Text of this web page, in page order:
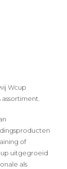
Wcup
of
uitgegroeid
als